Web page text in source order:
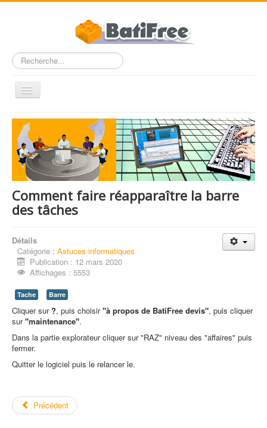
Rechercher
Basculer
la
Accueil
FAQ
Dossiers
Entre Pros
Nous contacter
Comment faire réapparaître la barre
des tâches
Détails
Catégorie : Astuces informatiques
Publication : 12 mars 2020
Affichages : 5553
Tache Barre
Cliquer sur ?, puis choisir"à propos de BatiFree devis", puis cliquer
sur"maintenance".
Dans la partie explorateur cliquer sur "RAZ" niveau des "affaires" puis
fermer.
Quitter le logiciel puis le relancer le.
Précédent